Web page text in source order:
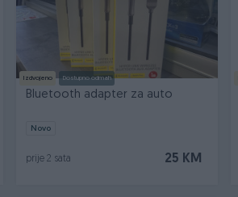
Izdvojeno Dostupno odmah
Bluetooth adapter za auto
Novo
25 KM
prije 2 sata